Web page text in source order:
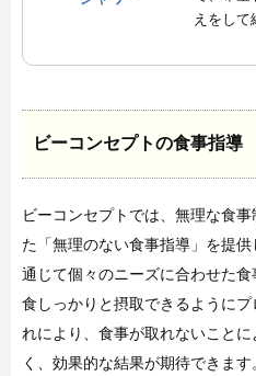
えをして
ビーコンセプトの食事指導
ビーコンセプトでは、無理な食
た「無理のない食事指導」を提
通じて個々のニーズに合わせた
食しっかりと摂取できるように
れにより、食事が取れないこと
く、効果的な結果が期待できます